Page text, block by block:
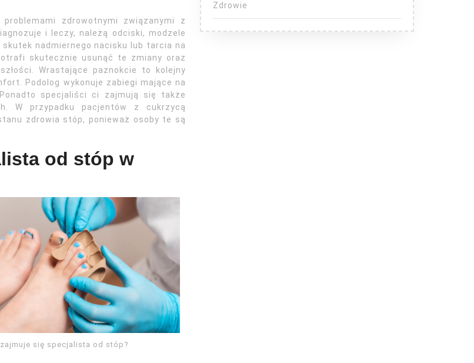
zdrowotnymi związanymi z
i leczy, należą odciski, modzele
nadmiernego nacisku lub tarcia na
skutecznie usunąć te zmiany oraz
Wrastające paznokcie to kolejny
Podolog wykonuje zabiegi mające na
specjaliści ci zajmują się także
W przypadku pacjentów z cukrzycą
zdrowia stóp, ponieważ osoby te są
od stóp w
zajmuje się specjalista od stóp?
Zdrowie